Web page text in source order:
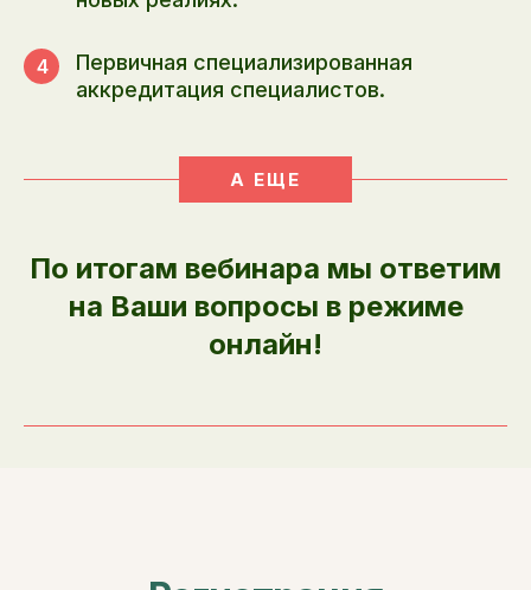
4
Первичная специализированная
аккредитация специалистов.
А ЕЩЕ
По итогам вебинара мы ответим
на Ваши вопросы в режиме
онлайн!